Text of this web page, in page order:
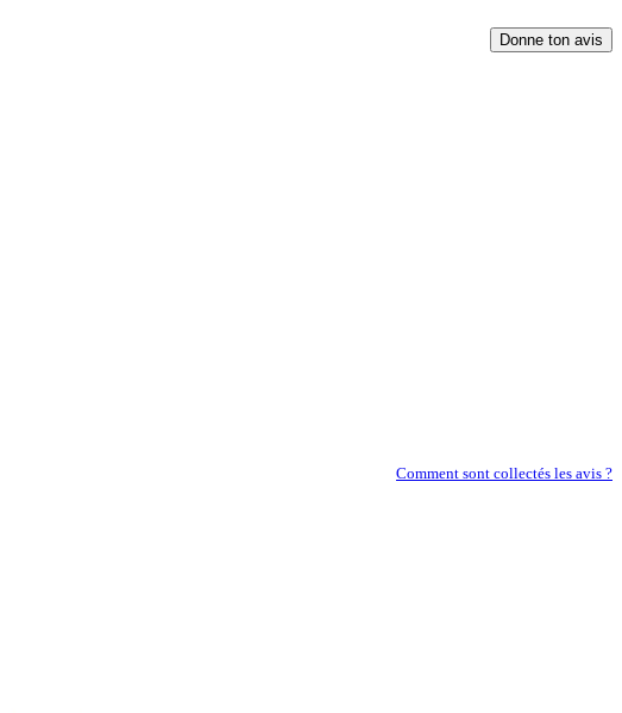
Donne ton avis
Comment sont collectés les avis ?